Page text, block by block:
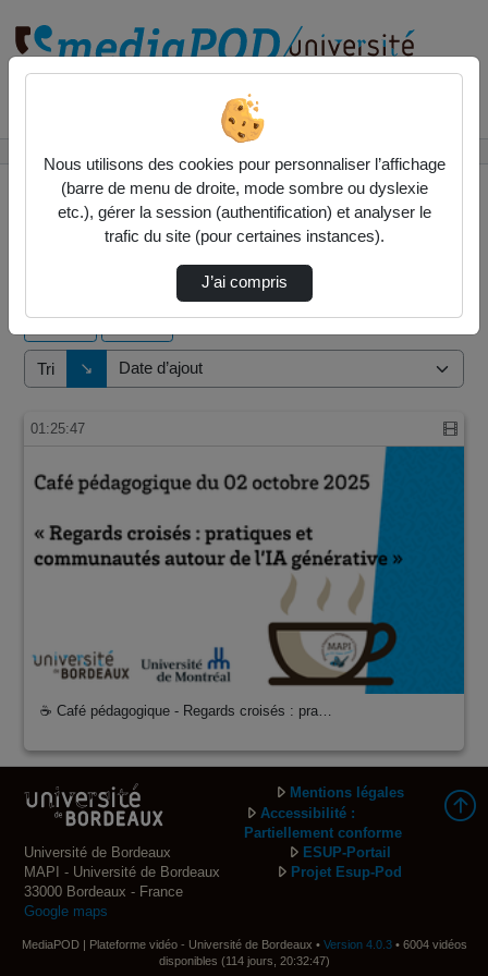
1 vidéo trouvée
Tri ↘
Direction de tri
01:25:47
☕ Café pédagogique - Regards croisés : pra…
Université de Bordeaux
MAPI - Université de Bordeaux
33000 Bordeaux - France
Google maps
Mentions légales
Accessibilité :
Partiellement conforme
ESUP-Portail
Projet Esup-Pod
MediaPOD | Plateforme vidéo - Université de Bordeaux • Version 4.0.3• 6004 vidéos
disponibles (114 jours, 20:32:47)
Nous utilisons des cookies pour personnaliser l’affichage
(barre de menu de droite, mode sombre ou dyslexie
etc.), gérer la session (authentification) et analyser le
trafic du site (pour certaines instances).
J’ai compris